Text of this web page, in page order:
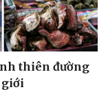
thiên đường
giới